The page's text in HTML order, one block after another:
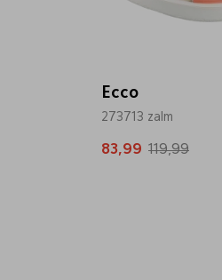
Ecco
273713 zalm
83,99 119,99